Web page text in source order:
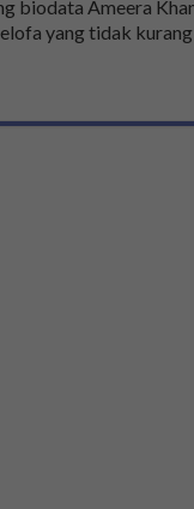
biodata Ameera
yang tidak